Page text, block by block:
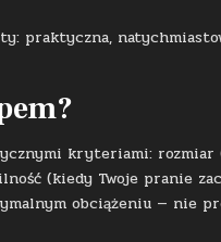
praktyczna,
kryteriami:
(kiedy Twoje pranie
obciążeniu — nie